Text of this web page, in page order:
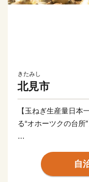
きたみし
北見市
【玉ねぎ生産量日本
る“オホーツクの台所”
市です。
北海道で一番広く、
自